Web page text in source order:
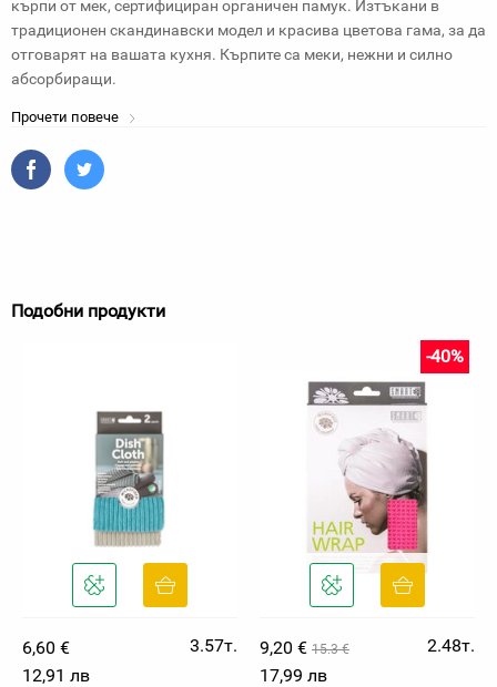
кърпи от мек, сертифициран органичен памук. Изтъкани в
традиционен скандинавски модел и красива цветова гама, за да
отговарят на вашата кухня. Кърпите са меки, нежни и силно
абсорбиращи.
Прочети повече
Подобни продукти
6,60 €
3.57т.
12,91 лв
9,20 € 15.3 €
-40%
2.48т.
17,99 лв